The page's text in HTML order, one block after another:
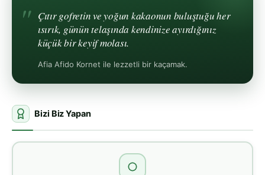
Çıtır gofretin ve yoğun kakaonun buluştuğu her
ısırık, günün telaşında kendinize ayırdığınız
küçük bir keyif molası.
Afia Afido Kornet ile lezzetli bir kaçamak.
Bizi Biz Yapan